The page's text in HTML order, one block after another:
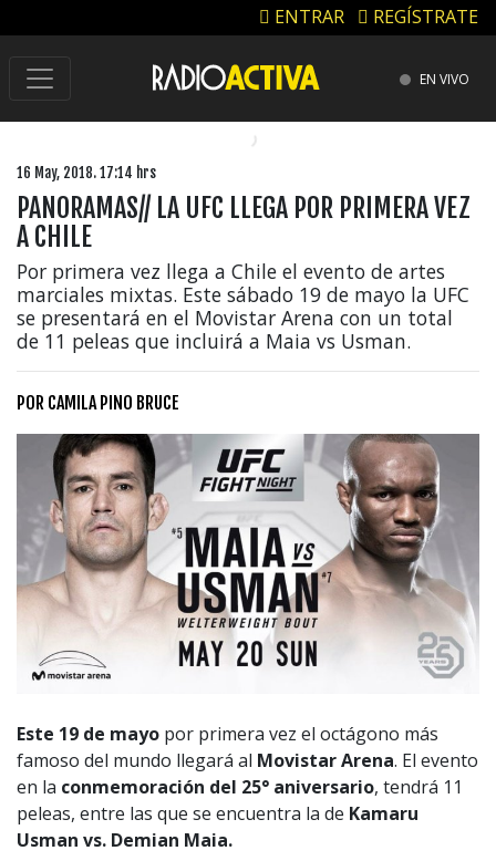
ENTRAR REGÍSTRATE
EN VIVO
16 May, 2018. 17:14 hrs
PANORAMAS// LA UFC LLEGA POR PRIMERA VEZ
A CHILE
Por primera vez llega a Chile el evento de artes
marciales mixtas. Este sábado 19 de mayo la UFC
se presentará en el Movistar Arena con un total
de 11 peleas que incluirá a Maia vs Usman.
POR CAMILA PINO BRUCE
Este 19 de mayo por primera vez el octágono más
famoso del mundo llegará al Movistar Arena. El evento
en la conmemoración del 25° aniversario, tendrá 11
peleas, entre las que se encuentra la de Kamaru
Usman vs. Demian Maia.